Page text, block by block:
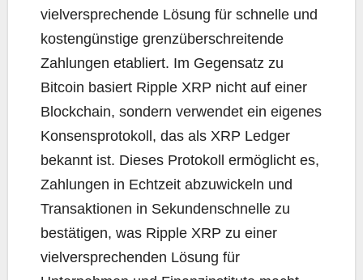
vielversprechende Lösung für schnelle und
kostengünstige grenzüberschreitende
Zahlungen etabliert. Im Gegensatz zu
Bitcoin basiert Ripple XRP nicht auf einer
Blockchain, sondern verwendet ein eigenes
Konsensprotokoll, das als XRP Ledger
bekannt ist. Dieses Protokoll ermöglicht es,
Zahlungen in Echtzeit abzuwickeln und
Transaktionen in Sekundenschnelle zu
bestätigen, was Ripple XRP zu einer
vielversprechenden Lösung für